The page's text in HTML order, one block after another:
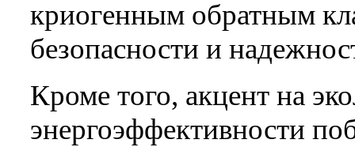
криогенным обратным
безопасности и
Кроме того, акцент на
энергоэффективности